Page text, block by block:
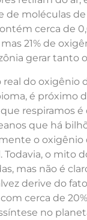
de moléculas
cerca de
21% de
gerar tanto
do oxigênio
é próximo
respiramos é
que há
o oxigênio
Todavia, o mito
mas não é
derive do
cerca de
no